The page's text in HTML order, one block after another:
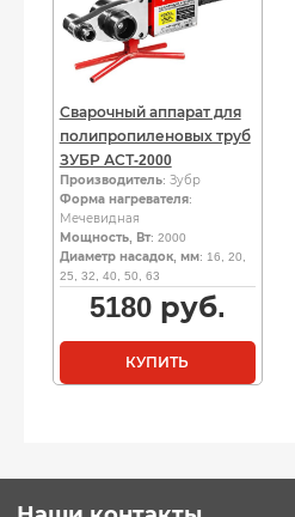
Сварочный аппарат для
полипропиленовых труб
ЗУБР АСТ-2000
Производитель: Зубр
Форма нагревателя:
Мечевидная
Мощность, Вт: 2000
Диаметр насадок, мм: 16, 20,
25, 32, 40, 50, 63
5180руб.
КУПИТЬ